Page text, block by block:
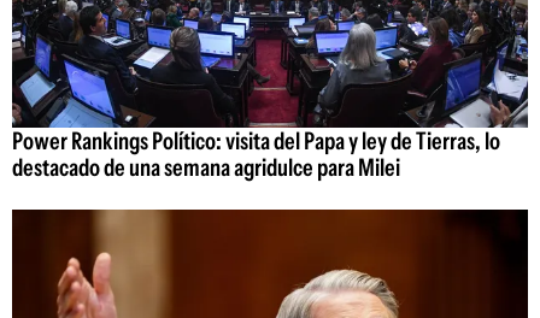
Power Rankings Político: visita del Papa y ley de Tierras, lo
destacado de una semana agridulce para Milei